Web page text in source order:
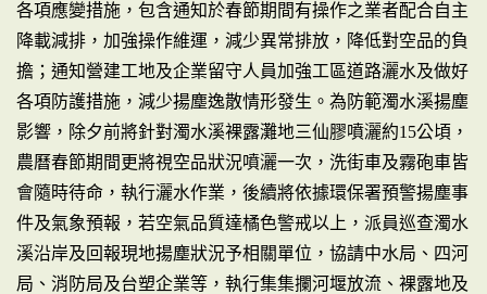
各項應變措施，包含通知於春節期間有操作之業者配合自主
降載減排，加強操作維運，減少異常排放，降低對空品的負
擔；通知營建工地及企業留守人員加強工區道路灑水及做好
各項防護措施，減少揚塵逸散情形發生。為防範濁水溪揚塵
影響，除夕前將針對濁水溪裸露灘地三仙膠噴灑約15公頃，
農曆春節期間更將視空品狀況噴灑一次，洗街車及霧砲車皆
會隨時待命，執行灑水作業，後續將依據環保署預警揚塵事
件及氣象預報，若空氣品質達橘色警戒以上，派員巡查濁水
溪沿岸及回報現地揚塵狀況予相關單位，協請中水局、四河
局、消防局及台塑企業等，執行集集攔河堰放流、裸露地及